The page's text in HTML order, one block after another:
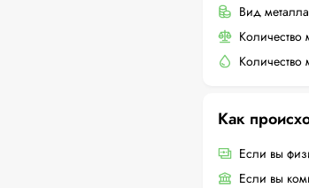
Вид
Как
Если вы
Если вы